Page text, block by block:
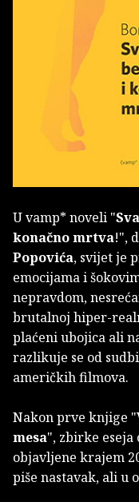
U vamp* noveli "
konačno mrtva!",
Popovića, svijet je
emocijama i
nepravdom,
brutalnoj hiper-
plaćeni ubojica ali
razlikuje se od
američkih filmova.
Nakon prve knjige "
mesa", zbirke
objavljene krajem
piše nastavak, ali u